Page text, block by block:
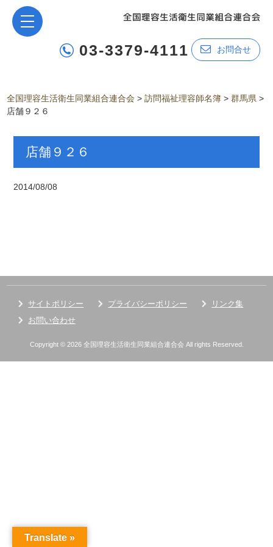
03-3379-4111 お問合せ
全国理容生活衛生同業組合連合会 >訪問福祉理容師名簿 >群馬県 >
店舗９２６
店舗９２６
2014/08/08
サイトポリシー プライバシーポリシー
リンク集
お問い合わせ
Copyright © 2026 全国理容生活衛生同業組合連合会 All rights Reserved.
Translate »